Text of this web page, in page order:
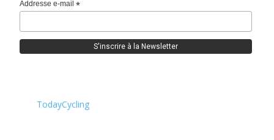
Addresse e-mail*
TodayCycling